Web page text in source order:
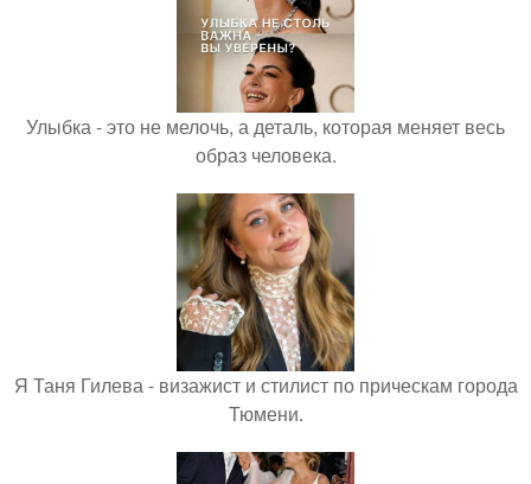
Улыбка - это не мелочь, а деталь, которая меняет весь
образ человека.
Я Таня Гилева - визажист и стилист по прическам города
Тюмени.